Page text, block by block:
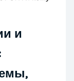
и